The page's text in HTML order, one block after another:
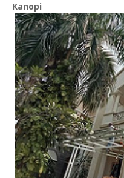
Kanopi